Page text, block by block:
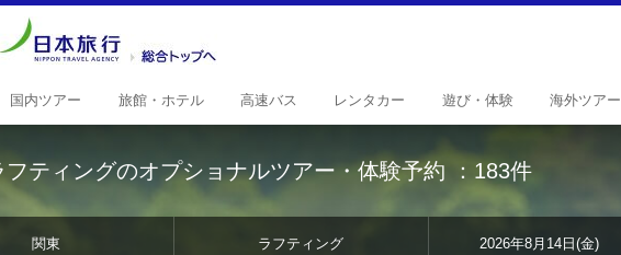
国内ツアー 旅館・ ホテル 高速バス レンタ カー 遊び・ 体験 海外ツアー
フティングのオプショナルツアー・体験予約 ：183件
関東 ラフティング 2026年8月14日(金)